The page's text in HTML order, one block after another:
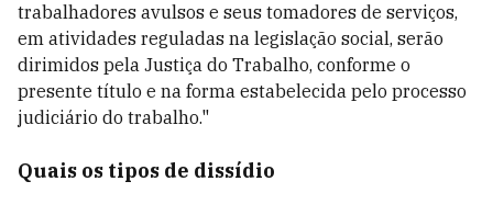
trabalhadores avulsos e seus tomadores de serviços,
em atividades reguladas na legislação social, serão
dirimidos pela Justiça do Trabalho, conforme o
presente título e na forma estabelecida pelo processo
judiciário do trabalho."
Quais os tipos de dissídio